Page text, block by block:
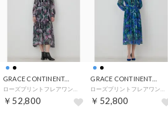
GRACE CONTINENTAL
￥52,800
GRACE CONTINENTAL
￥52,800